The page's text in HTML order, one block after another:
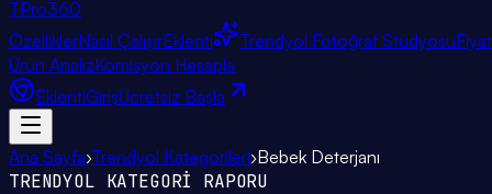
TPro360
ÖzelliklerNasıl ÇalışırEklenti Trendyol Fotoğraf Stüdyosu
Ürün AnalizKomisyon Hesapla
EklentiGirişÜcretsiz Başla
Ana Sayfa›Trendyol Kategorileri›Bebek Deterjanı
TRENDYOL KATEGORİ RAPORU